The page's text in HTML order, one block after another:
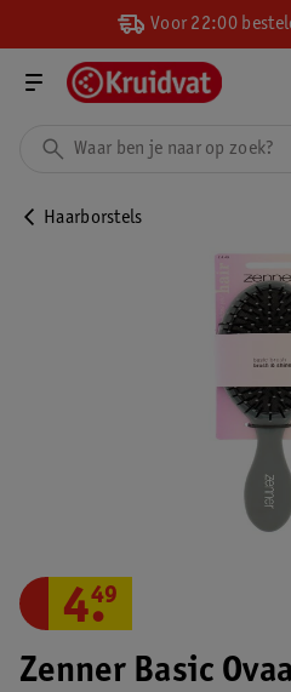
Voor 22:00
Haarborstels
Zenner Basic
4.
49